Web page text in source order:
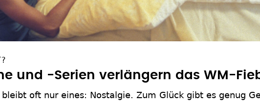
und -Serien verlängern das WM-
oft nur eines: Nostalgie. Zum Glück gibt es genug